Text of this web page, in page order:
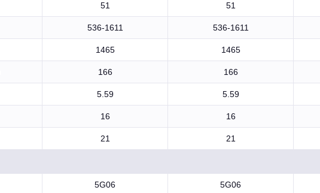
51 51
536-1611 536-1611
1465 1465
166 166
5.59 5.59
16 16
21 21
5G06 5G06